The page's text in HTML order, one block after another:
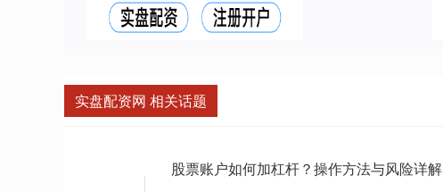
实盘配资网 相关话题
股票账户如何加杠杆？操作方法与风险详解